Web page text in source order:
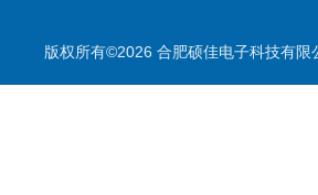
气
测
版权所有©2026 合肥硕佳电子科技有